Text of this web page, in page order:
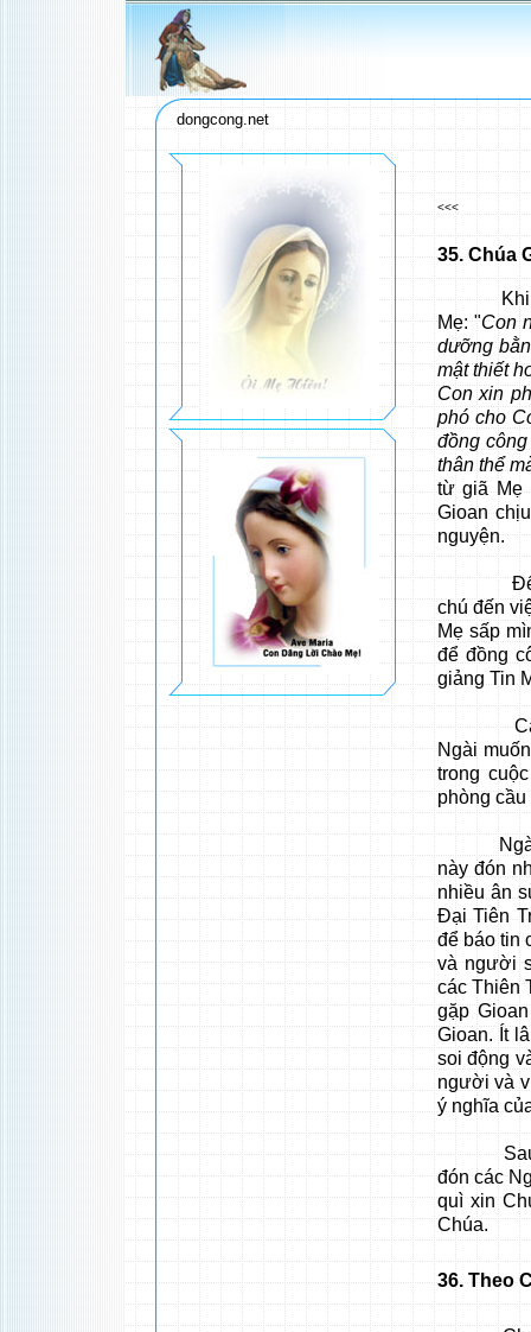
dongcong.net
<<<
35. Chúa
Khi sửa
Mẹ: "Con
dưỡng
mật thiết
Con xin
phó cho
đồng
thân thể
từ giã Mẹ
Gioan
nguyện.
Để tuân
chú đến
Mẹ sấp
để đồng
giảng Tin
Các
Ngài
trong
phòng
Ngài ở
này đón
nhiều ân
Đại Tiên
để báo tin
và người
các Thiên
gặp
Gioan. Ít
soi động
người và
ý nghĩa
Sau đó
đón các
quì xin
Chúa.
36. Theo